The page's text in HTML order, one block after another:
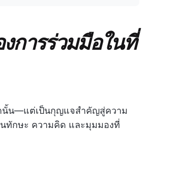
การร่วมมือในที่
นั้น—แต่เป็นกุญแจสำคัญสู่ความ
นทักษะ ความคิด และมุมมองที่